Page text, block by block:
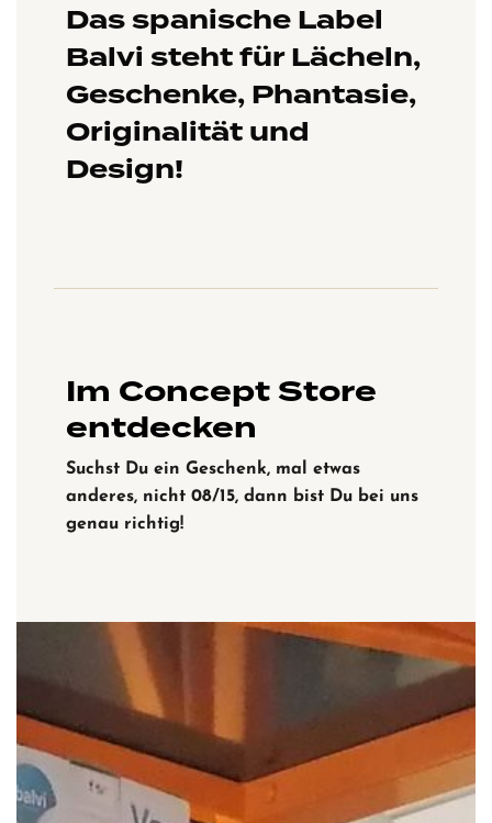
Das spanische Label
Balvi steht für Lächeln,
Geschenke, Phantasie,
Originalität und
Design!
Im Concept Store
entdecken
Suchst Du ein Geschenk, mal etwas
anderes, nicht 08/15, dann bist Du bei uns
genau richtig!